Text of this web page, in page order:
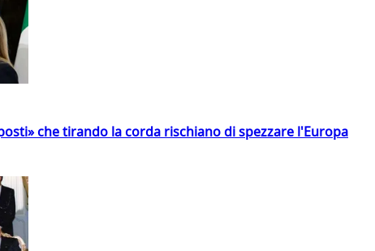
che tirando la corda rischiano di spezzare l'Europa